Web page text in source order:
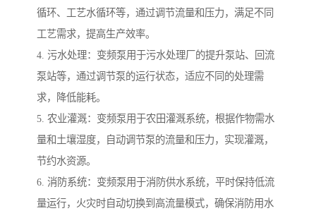
循环、工艺水循环等，通过调节流量和压力，满足不同
工艺需求，提高生产效率。
4. 污水处理：变频泵用于污水处理厂的提升泵站、回流
泵站等，通过调节泵的运行状态，适应不同的处理需
求，降低能耗。
5. 农业灌溉：变频泵用于农田灌溉系统，根据作物需水
量和土壤湿度，自动调节泵的流量和压力，实现灌溉，
节约水资源。
6. 消防系统：变频泵用于消防供水系统，平时保持低流
量运行，火灾时自动切换到高流量模式，确保消防用水